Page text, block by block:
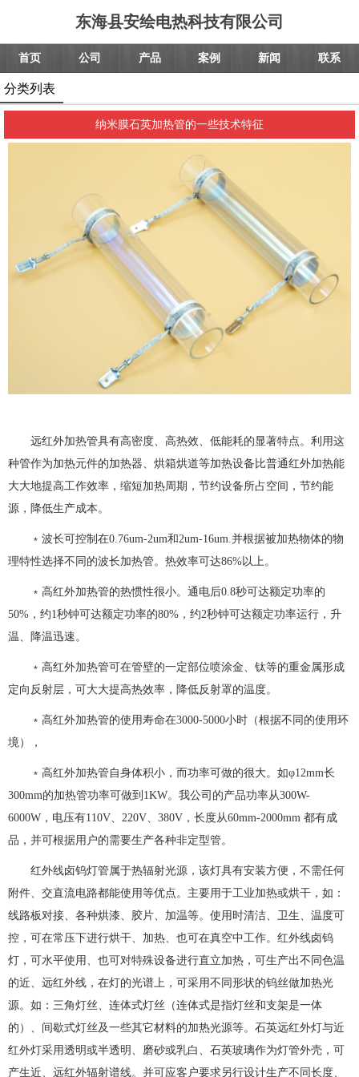
东海县安绘电热科技有限公司
首页 公司 产品 案例 新闻 联系
分类列表
纳米膜石英加热管的一些技术特征
远红外加热管具有高密度、高热效、低能耗的显著特点。利用这
种管作为加热元件的加热器、烘箱烘道等加热设备比普通红外加热能
大大地提高工作效率，缩短加热周期，节约设备所占空间，节约能
源，降低生产成本。
﹡波长可控制在0.76um-2um和2um-16um.并根据被加热物体的物
理特性选择不同的波长加热管。热效率可达86%以上。
﹡高红外加热管的热惯性很小。通电后0.8秒可达额定功率的
50%，约1秒钟可达额定功率的80%，约2秒钟可达额定功率运行，升
温、降温迅速。
﹡高红外加热管可在管壁的一定部位喷涂金、钛等的重金属形成
定向反射层，可大大提高热效率，降低反射罩的温度。
﹡高红外加热管的使用寿命在3000-5000小时（根据不同的使用环
境），
﹡高红外加热管自身体积小，而功率可做的很大。如φ12mm长
300mm的加热管功率可做到1KW。我公司的产品功率从300W-
6000W，电压有110V、220V、380V，长度从60mm-2000mm 都有成
品，并可根据用户的需要生产各种非定型管。
红外线卤钨灯管属于热辐射光源，该灯具有安装方便，不需任何
附件、交直流电路都能使用等优点。主要用于工业加热或烘干，如：
线路板对接、各种烘漆、胶片、加温等。使用时清洁、卫生、温度可
控，可在常压下进行烘干、加热、也可在真空中工作。红外线卤钨
灯，可水平使用、也可对特殊设备进行直立加热，可生产出不同色温
的近、远红外线，在灯的光谱上，可采用不同形状的钨丝做加热光
源。如：三角灯丝、连体式灯丝（连体式是指灯丝和支架是一体
的）、间歇式灯丝及一些其它材料的加热光源等。石英远红外灯与近
红外灯采用透明或半透明、磨砂或乳白、石英玻璃作为灯管外壳，可
产生近、远红外辐射谱线。并可应客户要求另行设计生产不同长度、